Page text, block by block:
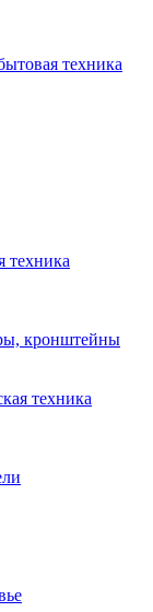
техника
техника
кронштейны
техника